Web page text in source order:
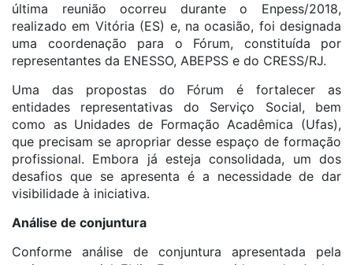
última reunião ocorreu durante o Enpess/2018,
realizado em Vitória (ES) e, na ocasião, foi designada
uma coordenação para o Fórum, constituída por
representantes da ENESSO, ABEPSS e do CRESS/RJ.
Uma das propostas do Fórum é fortalecer as
entidades representativas do Serviço Social, bem
como as Unidades de Formação Acadêmica (Ufas),
que precisam se apropriar desse espaço de formação
profissional. Embora já esteja consolidada, um dos
desafios que se apresenta é a necessidade de dar
visibilidade à iniciativa.
Análise de conjuntura
Conforme análise de conjuntura apresentada pela